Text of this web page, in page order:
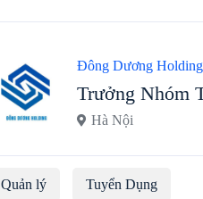
Đông Dương Holding
Trưởng Nhóm
Hà Nội
Quản lý Tuyển Dụng